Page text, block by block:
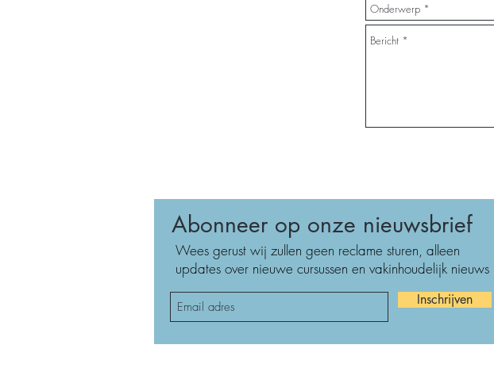
Abonneer op onze nieuwsbrief
Wees gerust wij zullen geen reclame sturen, alleen
updates over nieuwe cursussen en vakinhoudelijk nieuws
Inschrijven